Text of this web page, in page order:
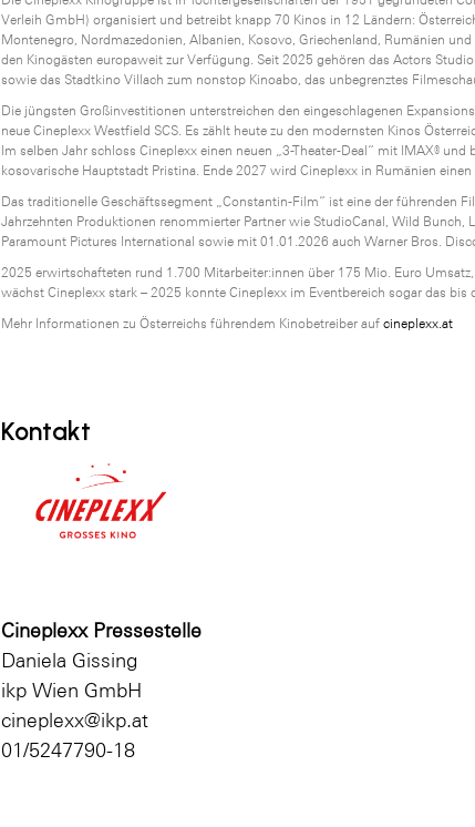
Verleih GmbH) organisiert und betreibt knapp 70 Kinos in 12 Ländern:
Montenegro, Nordmazedonien, Albanien, Kosovo, Griechenland, Rumänien
den Kinogästen europaweit zur Verfügung. Seit 2025 gehören das Actors
sowie das Stadtkino Villach zum nonstop Kinoabo, das unbegrenztes
Die jüngsten Großinvestitionen unterstreichen den eingeschlagenen
neue Cineplexx Westfield SCS. Es zählt heute zu den modernsten Kinos
Im selben Jahr schloss Cineplexx einen neuen „3-Theater-Deal“ mit IMAX®
kosovarische Hauptstadt Pristina. Ende 2027 wird Cineplexx in Rumänien
Das traditionelle Geschäftssegment „Constantin-Film“ ist eine der führenden
Jahrzehnten Produktionen renommierter Partner wie StudioCanal, Wild
Paramount Pictures International sowie mit 01.01.2026 auch Warner Bros.
2025 erwirtschafteten rund 1.700 Mitarbeiter:innen über 175 Mio. Euro
wächst Cineplexx stark – 2025 konnte Cineplexx im Eventbereich sogar das bis
Mehr Informationen zu Österreichs führendem Kinobetreiber aufcineplexx.at
Kontakt
Cineplexx Pressestelle
Daniela Gissing
ikp Wien GmbH
cineplexx@ikp.at
01/5247790-18